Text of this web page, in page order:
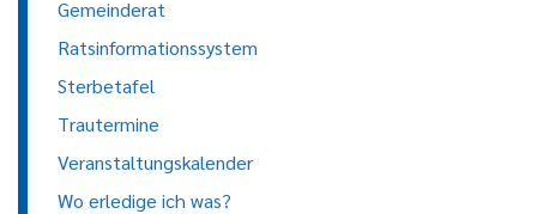
Gemeinderat
Ratsinformationssystem
Sterbetafel
Trautermine
Veranstaltungskalender
Wo erledige ich was?